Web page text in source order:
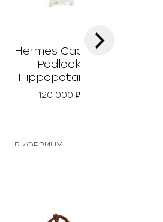
Hermes Cadena
Padlock
Hippopotamus
120 000 ₽
В КОРЗИНУ
›